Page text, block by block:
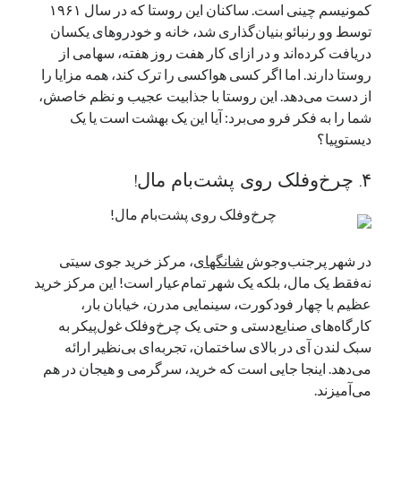
کمونیسم چینی است. ساکنان این روستا که در سال ۱۹۶۱
توسط وو رنبائو بنیان‌گذاری شد، خانه و خودروهای یکسان
دریافت کرده‌اند و در ازای کار هفت روز هفته، سهامی از
روستا دارند. اما اگر کسی هواکسی را ترک کند، همه مزایا را
از دست می‌دهد. این روستا با جذابیت عجیب و نظم خاصش،
شما را به فکر فرو می‌برد: آیا این یک بهشت است یا یک
دیستوپیا؟
۴. چرخ‌وفلک روی پشت‌بام مال!
در شهر پرجنب‌وجوش شانگهای، مرکز خرید جوی سیتی
نه‌فقط یک مال، بلکه یک شهر تمام‌عیار است! این مرکز خرید
عظیم با چهار فودکورت، سینمایی مدرن، خیابان بار،
کارگاه‌های صنایع‌دستی و حتی یک چرخ‌وفلک غول‌پیکر به
سبک لندن آی در بالای ساختمان، تجربه‌ای بی‌نظیر ارائه
می‌دهد. اینجا جایی است که خرید، سرگرمی و هیجان در هم
می‌آمیزند.